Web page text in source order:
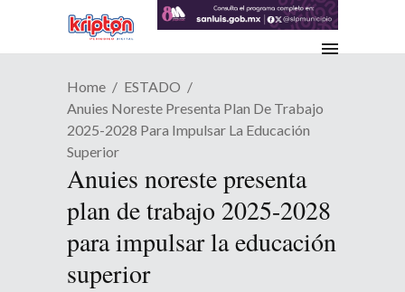
Home
ESTADO
Anuies Noreste Presenta Plan De Trabajo
2025-2028 Para Impulsar La Educación
Superior
Anuies noreste presenta
plan de trabajo 2025-2028
para impulsar la educación
superior